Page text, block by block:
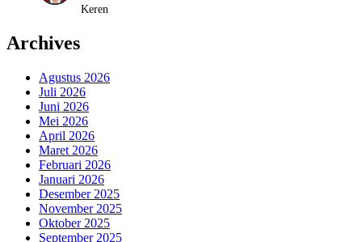
Keren
Archives
Agustus 2026
Juli 2026
Juni 2026
Mei 2026
April 2026
Maret 2026
Februari 2026
Januari 2026
Desember 2025
November 2025
Oktober 2025
September 2025